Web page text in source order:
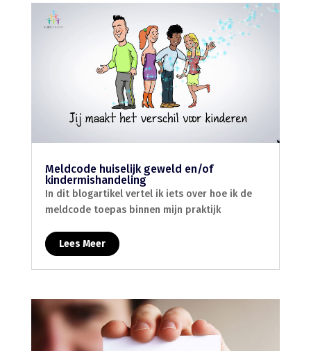
Meldcode huiselijk geweld en/of
kindermishandeling
In dit blogartikel vertel ik iets over hoe ik de
meldcode toepas binnen mijn praktijk
Lees Meer